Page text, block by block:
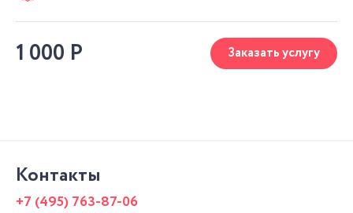
1 000 Р Заказать услугу
Контакты
+7 (495) 763-87-06